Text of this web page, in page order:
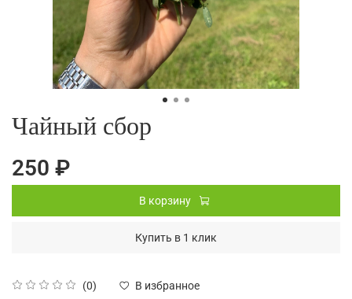
Чайный сбор
(0) В избранное
250 ₽
В корзину
Купить в 1 клик